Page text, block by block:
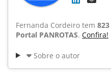
Fernanda Cordeiro tem 823
Portal PANROTAS. Confira!
Sobre o autor